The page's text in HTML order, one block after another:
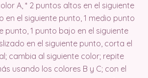
A, * 2 puntos altos en el siguiente
en el siguiente punto, 1 medio punto
punto, 1 punto bajo en el siguiente
en el siguiente punto, corta el
cambia al siguiente color; repite
usando los colores B y C; con el